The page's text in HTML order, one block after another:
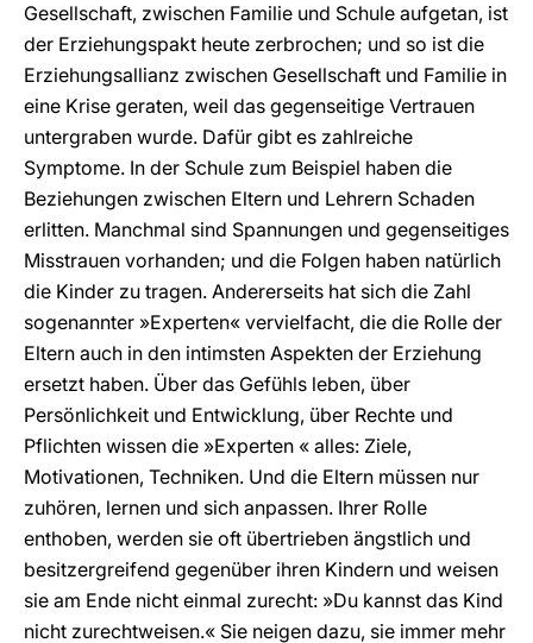
Gesellschaft, zwischen Familie und Schule aufgetan, ist
der Erziehungspakt heute zerbrochen; und so ist die
Erziehungsallianz zwischen Gesellschaft und Familie in
eine Krise geraten, weil das gegenseitige Vertrauen
untergraben wurde. Dafür gibt es zahlreiche
Symptome. In der Schule zum Beispiel haben die
Beziehungen zwischen Eltern und Lehrern Schaden
erlitten. Manchmal sind Spannungen und gegenseitiges
Misstrauen vorhanden; und die Folgen haben natürlich
die Kinder zu tragen. Andererseits hat sich die Zahl
sogenannter »Experten« vervielfacht, die die Rolle der
Eltern auch in den intimsten Aspekten der Erziehung
ersetzt haben. Über das Gefühls leben, über
Persönlichkeit und Entwicklung, über Rechte und
Pflichten wissen die »Experten « alles: Ziele,
Motivationen, Techniken. Und die Eltern müssen nur
zuhören, lernen und sich anpassen. Ihrer Rolle
enthoben, werden sie oft übertrieben ängstlich und
besitzergreifend gegenüber ihren Kindern und weisen
sie am Ende nicht einmal zurecht: »Du kannst das Kind
nicht zurechtweisen.« Sie neigen dazu, sie immer mehr